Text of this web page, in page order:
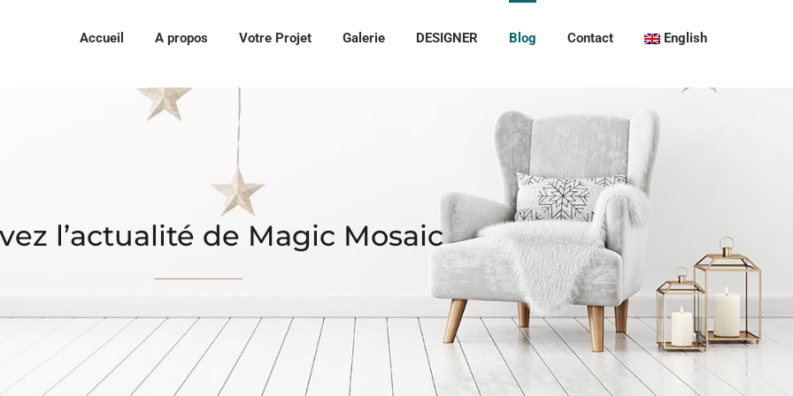
Accueil A propos Votre Projet Galerie DESIGNER Blog Contact English
l’actualité de Magic Mosaic